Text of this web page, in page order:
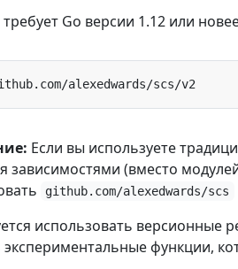
требует Go версии 1.12 или
Если вы используете
зависимостями (вместо
github.com/alexedwards/scs
использовать версионные
экспериментальные функции,